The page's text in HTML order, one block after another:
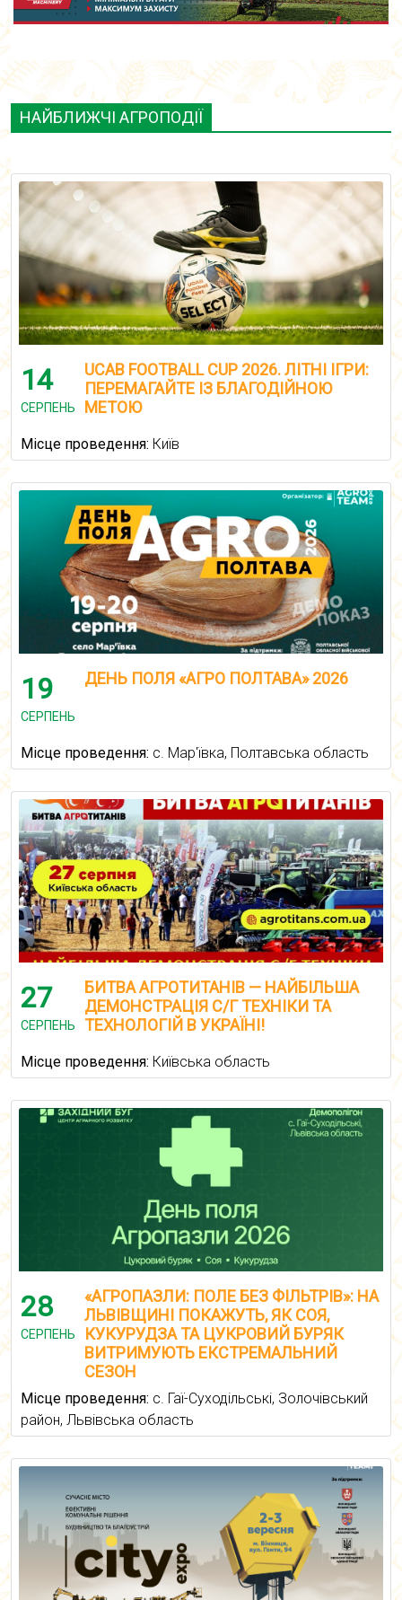
НАЙБЛИЖЧІ АГРОПОДІЇ
14
СЕРПЕНЬ
UCAB FOOTBALL CUP 2026. ЛІТНІ ІГРИ:
ПЕРЕМАГАЙТЕ ІЗ БЛАГОДІЙНОЮ
МЕТОЮ
Місце проведення: Київ
19
СЕРПЕНЬ
ДЕНЬ ПОЛЯ «АГРО ПОЛТАВА» 2026
Місце проведення: с. Мар'ївка, Полтавська область
27
СЕРПЕНЬ
БИТВА АГРОТИТАНІВ — НАЙБІЛЬША
ДЕМОНСТРАЦІЯ С/Г ТЕХНІКИ ТА
ТЕХНОЛОГІЙ В УКРАЇНІ!
Місце проведення: Київська область
28
СЕРПЕНЬ
«АГРОПАЗЛИ: ПОЛЕ БЕЗ ФІЛЬТРІВ»: НА
ЛЬВІВЩИНІ ПОКАЖУТЬ, ЯК СОЯ,
КУКУРУДЗА ТА ЦУКРОВИЙ БУРЯК
ВИТРИМУЮТЬ ЕКСТРЕМАЛЬНИЙ
СЕЗОН
Місце проведення: с. Гаї-Суходільські, Золочівський
район, Львівська область